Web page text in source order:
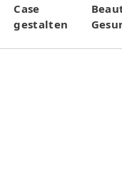
Case
gestalten